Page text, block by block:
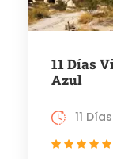
11 Días
Azul
11